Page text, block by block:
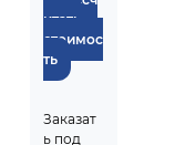
итать
стоимос
ть
Заказат
ь под